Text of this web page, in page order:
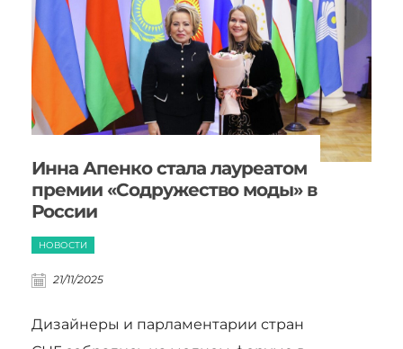
Инна Апенко стала лауреатом
премии «Содружество моды» в
России
НОВОСТИ
21/11/2025
Дизайнеры и парламентарии стран